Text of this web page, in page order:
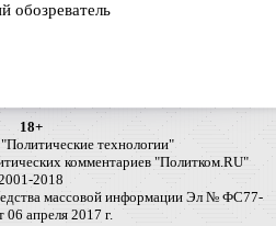
обозреватель
18+
технологии"
комментариев "Политком.RU"
2018
массовой информации Эл № ФС77-
06 апреля 2017 г.